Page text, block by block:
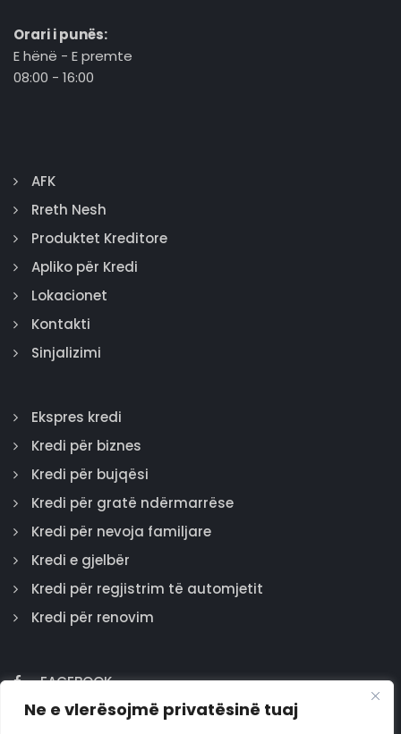
Ne e vlerësojmë privatësinë tuaj
Orari i punës:
E hënë - E premte
08:00 - 16:00
AFK
Rreth Nesh
Produktet Kreditore
Apliko për Kredi
Lokacionet
Kontakti
Sinjalizimi
Ekspres kredi
Kredi për biznes
Kredi për bujqësi
Kredi për gratë ndërmarrëse
Kredi për nevoja familjare
Kredi e gjelbër
Kredi për regjistrim të automjetit
Kredi për renovim
FACEBOOK
GOOGLE